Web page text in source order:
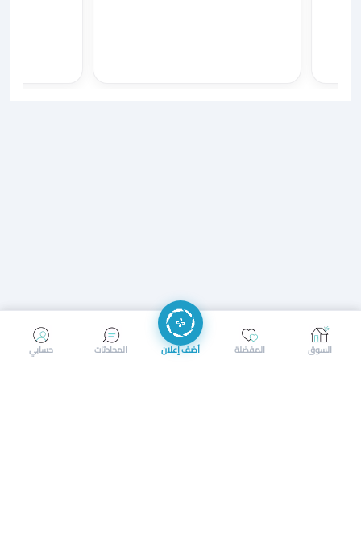
إرسال رسالة إجراء مكالمة
حسابي المحادثات أضف إعلان المفضلة السوق